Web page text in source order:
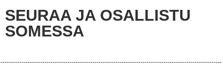
SEURAA JA OSALLISTU
SOMESSA